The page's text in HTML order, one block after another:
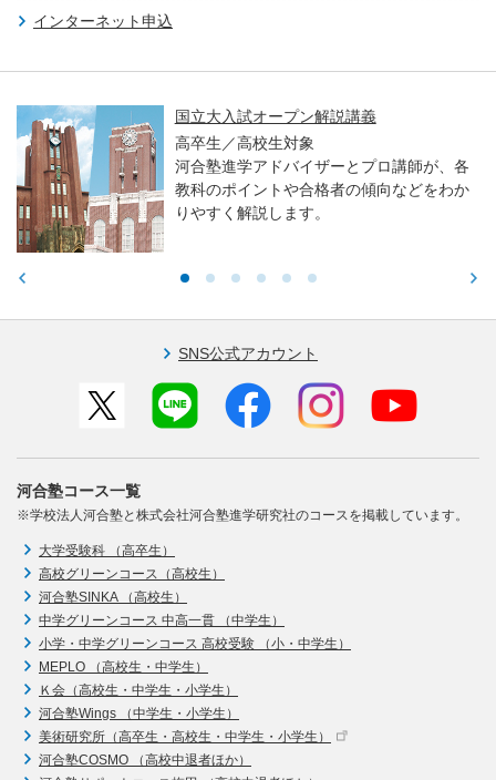
インターネット申込
国立大入試オープン解説講義
高卒生／高校生対象
河合塾進学アドバイザーとプロ講師が、各
教科のポイントや合格者の傾向などをわか
りやすく解説します。
SNS公式アカウント
河合塾コース一覧
※学校法人河合塾と株式会社河合塾進学研究社のコースを掲載しています。
大学受験科 （高卒生）
高校グリーンコース（高校生）
河合塾SINKA （高校生）
中学グリーンコース 中高一貫 （中学生）
小学・中学グリーンコース 高校受験 （小・中学生）
MEPLO （高校生・中学生）
Ｋ会（高校生・中学生・小学生）
河合塾Wings （中学生・小学生）
美術研究所（高卒生・高校生・中学生・小学生）
河合塾COSMO （高校中退者ほか）